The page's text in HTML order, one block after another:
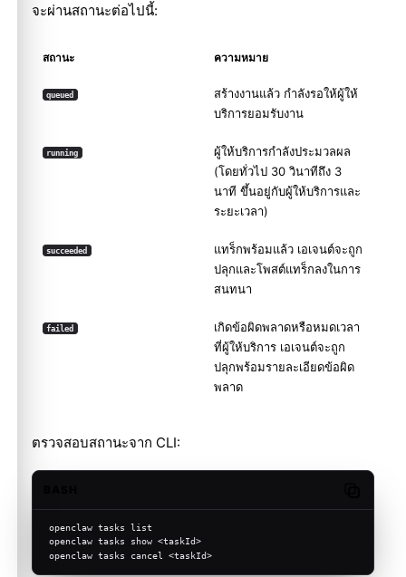
จะผ่านสถานะต่อไปนี้:
สถานะ ความหมาย
queued
สร้างงานแล้ว กำลังรอให้ผู้ให้
บริการยอมรับงาน
running
ผู้ให้บริการกำลังประมวลผล
(โดยทั่วไป 30 วินาทีถึง 3
นาที ขึ้นอยู่กับผู้ให้บริการและ
ระยะเวลา)
succeeded
แทร็กพร้อมแล้ว เอเจนต์จะถูก
ปลุกและโพสต์แทร็กลงในการ
สนทนา
failed
เกิดข้อผิดพลาดหรือหมดเวลา
ที่ผู้ให้บริการ เอเจนต์จะถูก
ปลุกพร้อมรายละเอียดข้อผิด
พลาด
ตรวจสอบสถานะจาก CLI:
openclaw tasks list
openclaw tasks show <taskId>
openclaw tasks cancel <taskId>